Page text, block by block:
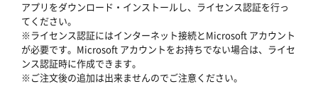
アプリをダウンロード・インストールし、ライセンス認証を行っ
てください。
※ライセンス認証にはインターネット接続とMicrosoft アカウント
が必要です。Microsoft アカウントをお持ちでない場合は、ライセ
ンス認証時に作成できます。
※ご注文後の追加は出来ませんのでご注意ください。